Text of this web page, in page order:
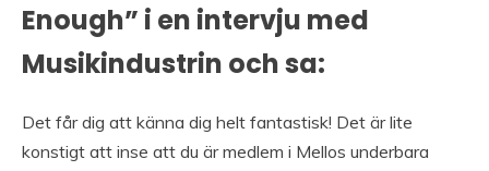
Enough” i en intervju med
Musikindustrin och sa:
Det får dig att känna dig helt fantastisk! Det är lite
konstigt att inse att du är medlem i Mellos underbara